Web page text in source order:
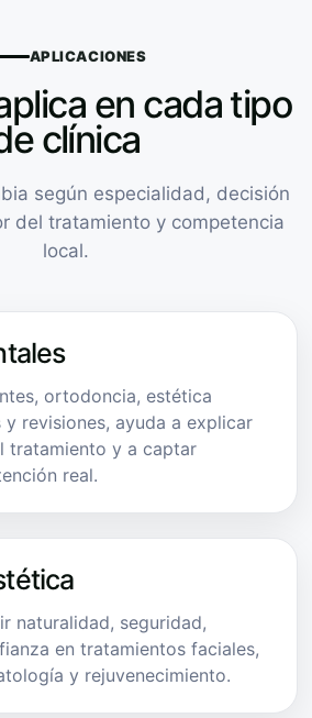
APLICACIONES
en cada tipo
clínica
según especialidad, decisión
del tratamiento y competencia
local.
ortodoncia, estética
y revisiones, ayuda a explicar
tratamiento y a captar
real.
naturalidad, seguridad,
en tratamientos faciales,
y rejuvenecimiento.